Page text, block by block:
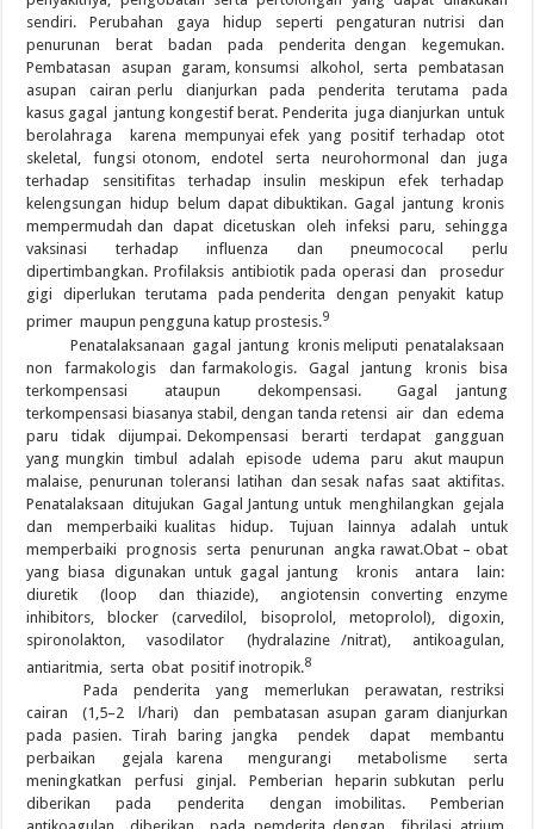
sendiri. Perubahan gaya hidup seperti pengaturan nutrisi dan
penurunan berat badan pada penderita dengan kegemukan.
Pembatasan asupan garam, konsumsi alkohol, serta pembatasan
asupan cairan perlu dianjurkan pada penderita terutama pada
kasus gagal jantung kongestif berat. Penderita juga dianjurkan untuk
berolahraga karena mempunyai efek yang positif terhadap otot
skeletal, fungsi otonom, endotel serta neurohormonal dan juga
terhadap sensitifitas terhadap insulin meskipun efek terhadap
kelengsungan hidup belum dapat dibuktikan. Gagal jantung kronis
mempermudah dan dapat dicetuskan oleh infeksi paru, sehingga
vaksinasi terhadap influenza dan pneumococal perlu
dipertimbangkan. Profilaksis antibiotik pada operasi dan prosedur
gigi diperlukan terutama pada penderita dengan penyakit katup
primer maupun pengguna katup prostesis.9
Penatalaksanaan gagal jantung kronis meliputi penatalaksaan
non farmakologis dan farmakologis. Gagal jantung kronis bisa
terkompensasi ataupun dekompensasi. Gagal jantung
terkompensasi biasanya stabil, dengan tanda retensi air dan edema
paru tidak dijumpai. Dekompensasi berarti terdapat gangguan
yang mungkin timbul adalah episode udema paru akut maupun
malaise, penurunan toleransi latihan dan sesak nafas saat aktifitas.
Penatalaksaan ditujukan Gagal Jantung untuk menghilangkan gejala
dan memperbaiki kualitas hidup. Tujuan lainnya adalah untuk
memperbaiki prognosis serta penurunan angka rawat.Obat – obat
yang biasa digunakan untuk gagal jantung kronis antara lain:
diuretik (loop dan thiazide), angiotensin converting enzyme
inhibitors, blocker (carvedilol, bisoprolol, metoprolol), digoxin,
spironolakton, vasodilator (hydralazine /nitrat), antikoagulan,
antiaritmia, serta obat positif inotropik.8
Pada penderita yang memerlukan perawatan, restriksi
cairan (1,5–2 l/hari) dan pembatasan asupan garam dianjurkan
pada pasien. Tirah baring jangka pendek dapat membantu
perbaikan gejala karena mengurangi metabolisme serta
meningkatkan perfusi ginjal. Pemberian heparin subkutan perlu
diberikan pada penderita dengan imobilitas. Pemberian